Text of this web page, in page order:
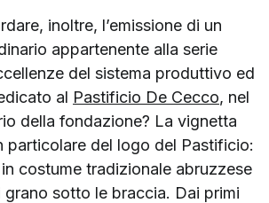
inoltre, l’emissione di un
appartenente alla serie
del sistema produttivo ed
al Pastificio De Cecco, nel
della fondazione? La vignetta
particolare del logo del Pastificio:
costume tradizionale abruzzese
sotto le braccia. Dai primi